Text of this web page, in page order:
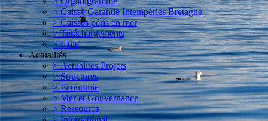
> Caisse Garantie Intempéries Bretagne
> Caisses péris en mer
> Téléchargements
> Utile
Actualités
> Actualités Projets
> Structures
> Economie
> Mer et Gouvernance
> Ressource